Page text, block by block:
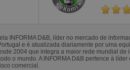
INFORMA D&B, líder no mercado de
e é atualizada diariamente por uma
2004 que integra a maior rede mundial
o mundo. A INFORMA D&B pertence à
comercial.